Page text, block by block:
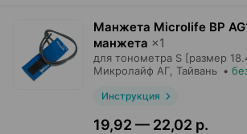
Манжета Microlife BP
манжета ×1
для тонометра S [размер
Микролайф АГ , Тайвань •
Инструкция
19,92 — 22,02 р.